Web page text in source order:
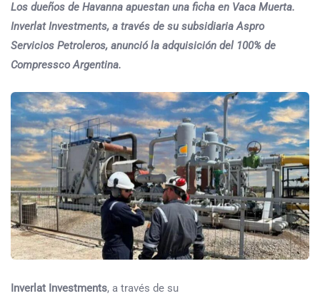
Los dueños de Havanna apuestan una ficha en Vaca Muerta.
Inverlat Investments, a través de su subsidiaria Aspro
Servicios Petroleros, anunció la adquisición del 100% de
Compressco Argentina.
Inverlat Investments, a través de su